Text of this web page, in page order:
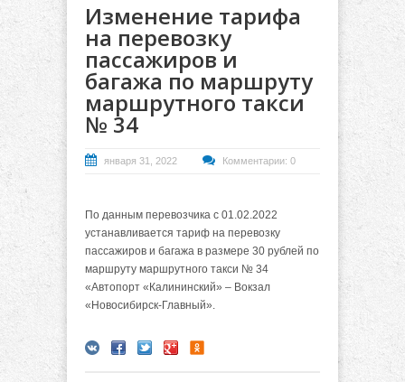
Изменение тарифа
на перевозку
пассажиров и
багажа по маршруту
маршрутного такси
№ 34
января 31, 2022 Комментарии: 0
По данным перевозчика с 01.02.2022
устанавливается тариф на перевозку
пассажиров и багажа в размере 30 рублей по
маршруту маршрутного такси № 34
«Автопорт «Калининский» – Вокзал
«Новосибирск-Главный».